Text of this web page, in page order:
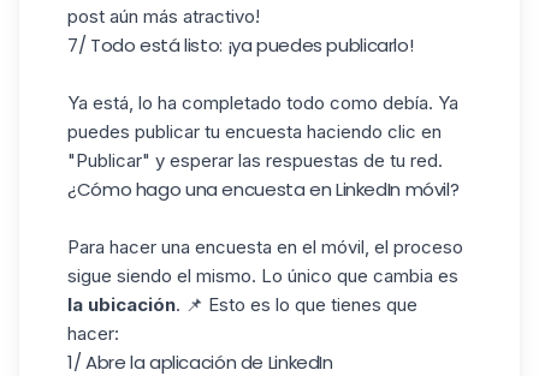
post aún más atractivo!
7/ Todo está listo: ¡ya puedes publicarlo!
Ya está, lo ha completado todo como debía. Ya
puedes publicar tu encuesta haciendo clic en
"Publicar" y esperar las respuestas de tu red.
¿Cómo hago una encuesta en LinkedIn móvil?
Para hacer una encuesta en el móvil, el proceso
sigue siendo el mismo. Lo único que cambia es
la ubicación. 📌 Esto es lo que tienes que
hacer:
1/ Abre la aplicación de LinkedIn